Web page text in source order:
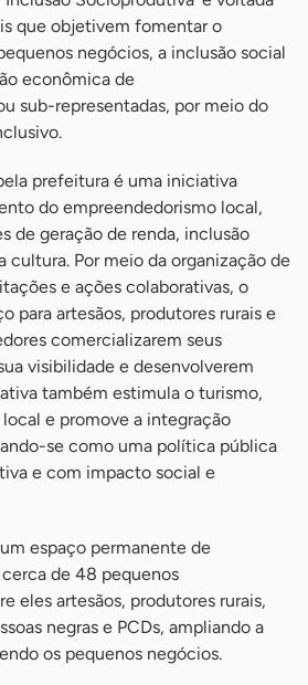
que objetivem fomentar o
negócios, a inclusão social
econômica de
sub-representadas, por meio do
prefeitura é uma iniciativa
do empreendedorismo local,
de geração de renda, inclusão
cultura. Por meio da organização de
e ações colaborativas, o
para artesãos, produtores rurais e
comercializarem seus
visibilidade e desenvolverem
também estimula o turismo,
e promove a integração
se como uma política pública
e com impacto social e
espaço permanente de
de 48 pequenos
eles artesãos, produtores rurais,
negras e PCDs, ampliando a
os pequenos negócios.